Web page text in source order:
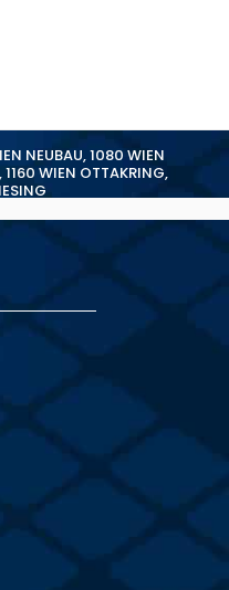
NEUBAU,1080 WIEN
,1160 WIEN OTTAKRING,